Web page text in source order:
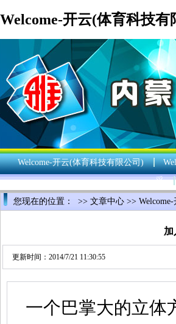
Welcome-开云(体育科技有
Welcome-开云(体育科技有限公司)
采
您现在的位置： >> 文章中心 >>
加
更新时间：2014/7/21 11:30:55
一个巴掌大的立体